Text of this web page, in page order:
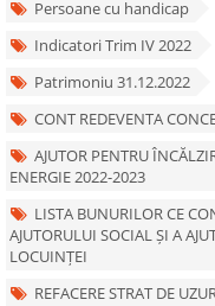
Persoane cu handicap
Indicatori Trim IV 2022
Patrimoniu 31.12.2022
CONT REDEVENTA
AJUTOR PENTRU
ENERGIE 2022-2023
LISTA BUNURILOR CE
AJUTORULUI SOCIAL ȘI A
LOCUINȚEI
REFACERE STRAT DE